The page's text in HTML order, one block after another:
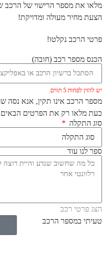
מלאו את מספר הרישוי של הרכב
הצעת מחיר מעולה ומדויקת!
פרטי הרכב נקלטו!
הכנס מספר רכב (חובה)
יש להזין לפחות 5 תווים.
מספר הרכב אינו תקין, אנא נסה שוב
כעת מלאו רק את הפרטים הבאים
סוג התקלה
ספר לנו עוד
הצג פרטי רכב
טעיתי במספר הרכב